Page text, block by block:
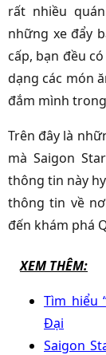
rất nhiều
những xe đẩy
cấp, bạn đều
dạng các món
đắm mình
Trên đây là
mà Saigon
thông tin này
thông tin về
đến khám phá
XEM THÊM:
Tìm hiểu
Đại
Saigon